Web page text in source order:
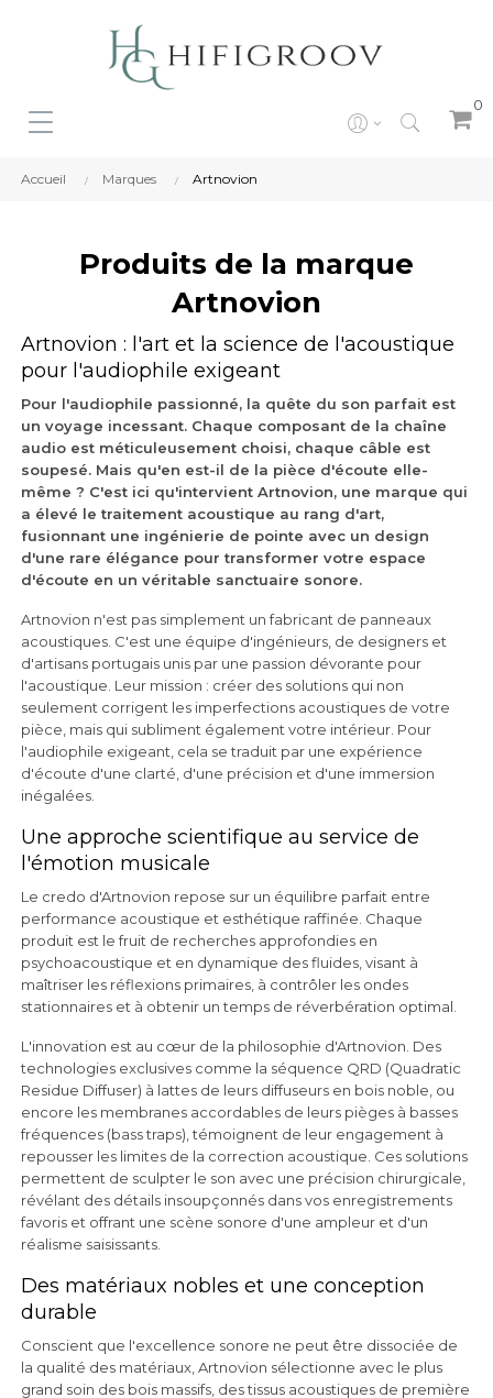
0
Accueil Marques Artnovion
Produits de la marque
Artnovion
Artnovion : l'art et la science de l'acoustique
pour l'audiophile exigeant
Pour l'audiophile passionné, la quête du son parfait est
un voyage incessant. Chaque composant de la chaîne
audio est méticuleusement choisi, chaque câble est
soupesé. Mais qu'en est-il de la pièce d'écoute elle-
même ? C'est ici qu'intervient Artnovion, une marque qui
a élevé le traitement acoustique au rang d'art,
fusionnant une ingénierie de pointe avec un design
d'une rare élégance pour transformer votre espace
d'écoute en un véritable sanctuaire sonore.
Artnovion n'est pas simplement un fabricant de panneaux
acoustiques. C'est une équipe d'ingénieurs, de designers et
d'artisans portugais unis par une passion dévorante pour
l'acoustique. Leur mission : créer des solutions qui non
seulement corrigent les imperfections acoustiques de votre
pièce, mais qui subliment également votre intérieur. Pour
l'audiophile exigeant, cela se traduit par une expérience
d'écoute d'une clarté, d'une précision et d'une immersion
inégalées.
Une approche scientifique au service de
l'émotion musicale
Le credo d'Artnovion repose sur un équilibre parfait entre
performance acoustique et esthétique raffinée. Chaque
produit est le fruit de recherches approfondies en
psychoacoustique et en dynamique des fluides, visant à
maîtriser les réflexions primaires, à contrôler les ondes
stationnaires et à obtenir un temps de réverbération optimal.
L'innovation est au cœur de la philosophie d'Artnovion. Des
technologies exclusives comme la séquence QRD (Quadratic
Residue Diffuser) à lattes de leurs diffuseurs en bois noble, ou
encore les membranes accordables de leurs pièges à basses
fréquences (bass traps), témoignent de leur engagement à
repousser les limites de la correction acoustique. Ces solutions
permettent de sculpter le son avec une précision chirurgicale,
révélant des détails insoupçonnés dans vos enregistrements
favoris et offrant une scène sonore d'une ampleur et d'un
réalisme saisissants.
Des matériaux nobles et une conception
durable
Conscient que l'excellence sonore ne peut être dissociée de
la qualité des matériaux, Artnovion sélectionne avec le plus
grand soin des bois massifs, des tissus acoustiques de première